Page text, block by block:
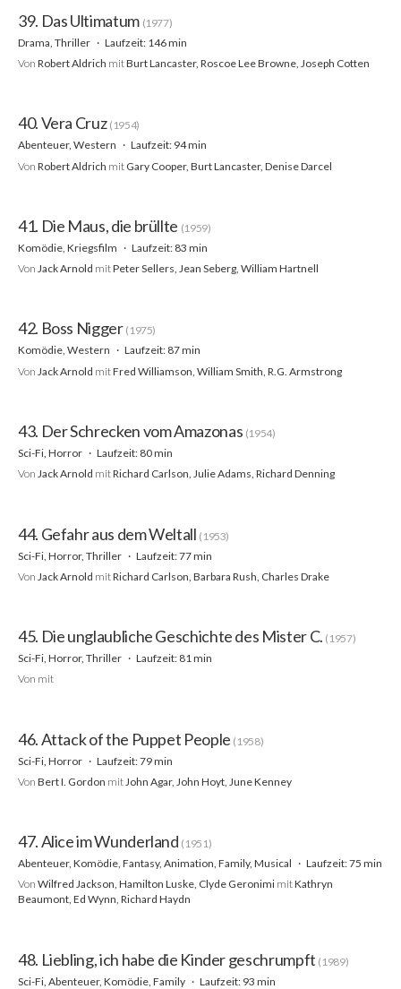
39. Das Ultimatum (1977)
Drama, Thriller
Laufzeit: 146 min
Von Robert Aldrich mitBurt Lancaster, Roscoe Lee Browne, Joseph Cotten
40. Vera Cruz (1954)
Abenteuer, Western
Laufzeit: 94 min
Von Robert Aldrich mit Gary Cooper, Burt Lancaster, Denise Darcel
41. Die Maus, die brüllte (1959)
Komödie, Kriegsfilm
Laufzeit: 83 min
Von Jack Arnold mitPeter Sellers, Jean Seberg, William Hartnell
42. Boss Nigger (1975)
Komödie, Western
Laufzeit: 87 min
Von Jack Arnold mitFred Williamson, William Smith, R.G. Armstrong
43. Der Schrecken vom Amazonas (1954)
Sci-Fi, Horror
Laufzeit: 80 min
Von Jack Arnold mitRichard Carlson, Julie Adams, Richard Denning
44. Gefahr aus dem Weltall (1953)
Sci-Fi, Horror, Thriller
Laufzeit: 77 min
Von Jack Arnold mitRichard Carlson, Barbara Rush, Charles Drake
45. Die unglaubliche Geschichte des Mister C. (1957)
Sci-Fi, Horror, Thriller
Laufzeit: 81 min
Von mit
46. Attack of the Puppet People (1958)
Sci-Fi, Horror
Laufzeit: 79 min
Von Bert I. Gordon mit John Agar, John Hoyt, June Kenney
47. Alice im Wunderland (1951)
Abenteuer, Komödie, Fantasy, Animation, Family, Musical
Laufzeit: 75 min
Von Wilfred Jackson, Hamilton Luske, Clyde Geronimi mitKathryn
Beaumont, Ed Wynn, Richard Haydn
48. Liebling, ich habe die Kinder geschrumpft (1989)
Sci-Fi, Abenteuer, Komödie, Family
Laufzeit: 93 min